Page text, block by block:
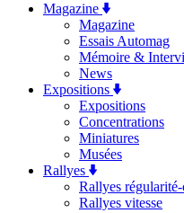
Magazine
Magazine
Essais Automag
Mémoire &
News
Expositions
Expositions
Concentrations
Miniatures
Musées
Rallyes
Rallyes
Rallyes vitesse